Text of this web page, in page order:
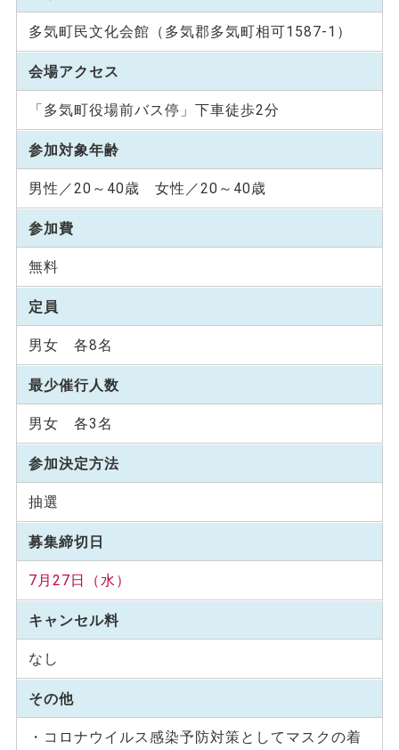
多気町民文化会館（多気郡多気町相可1587-1）
会場アクセス
「多気町役場前バス停」下車徒歩2分
参加対象年齢
男性／20～40歳 女性／20～40歳
参加費
無料
定員
男女 各8名
最少催行人数
男女 各3名
参加決定方法
抽選
募集締切日
7月27日（水）
キャンセル料
なし
その他
・コロナウイルス感染予防対策としてマスクの着